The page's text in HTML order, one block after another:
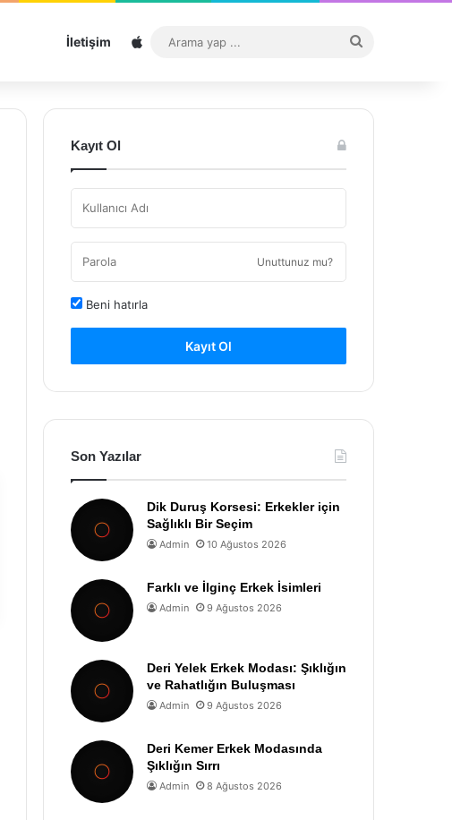
İletişim Sitemap
...
Kayıt Ol
Unuttunuz mu?
Beni hatırla
Kayıt Ol
Son Yazılar
Dik Duruş Korsesi: Erkekler için
Sağlıklı Bir Seçim
Admin 10 Ağustos 2026
Farklı ve İlginç Erkek İsimleri
Admin 9 Ağustos 2026
Deri Yelek Erkek Modası: Şıklığın
ve Rahatlığın Buluşması
Admin 9 Ağustos 2026
Deri Kemer Erkek Modasında
Şıklığın Sırrı
Admin 8 Ağustos 2026